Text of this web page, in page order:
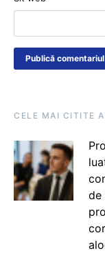
CELE MAI CITITE
de